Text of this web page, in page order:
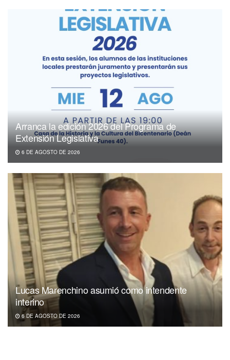
Arranca la edición 2026 del Programa de
Extensión Legislativa
6 DE AGOSTO DE 2026
Lucas Marenchino asumió como intendente
interino
6 DE AGOSTO DE 2026